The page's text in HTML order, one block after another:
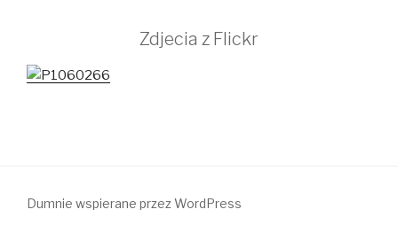
Zdjecia z Flickr
Dumnie wspierane przez WordPress